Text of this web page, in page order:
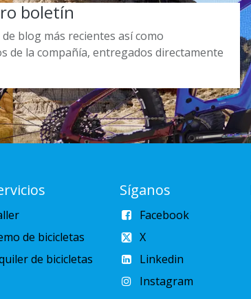
boletín
blog más recientes así como
de la compañía, entregados directamente
de bicicletas
de bicicletas
Síganos
Facebook
X
Linkedin
Instagram